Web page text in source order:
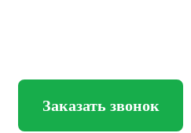
Заказать звонок